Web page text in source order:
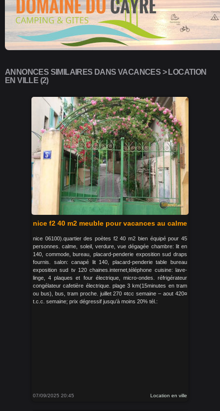
ANNONCES SIMILAIRES DANS VACANCES > LOCATION
EN VILLE (2)
nice f2 40 m2 meuble pour vacances au calme
nice 06100).quartier des poètes f2 40 m2 bien équipé pour 45
personnes. calme, soleil, verdure, vue dégagée chambre: lit en
140, commode, bureau, placard-penderie exposition sud draps
fournis. salon: canapé lit 140, placard-penderie table bureau
exposition sud tv 120 chaines.internet,téléphone cuisine: lave-
linge, 4 plaques et four électrique, micro-ondes. réfrigérateur
congélateur cafetière électrique. plage 3 km(15minutes en tram
ou bus), bus, tram proche. juillet 270 ¤tcc semaine – aout 420¤
t.c.c. semaine; prix dégressif jusqu’à moins 20% tél.:
07/09/2025 20:45 Location en ville